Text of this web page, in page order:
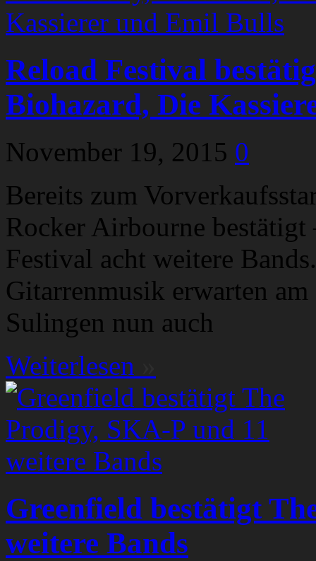
Reload Festival
Biohazard, Die
November 19, 2015 0
Bereits zum
Rocker Airbourne
Festival acht weitere
Gitarrenmusik erwarten
Sulingen nun auch
Weiterlesen
Greenfield bestätigt
weitere Bands